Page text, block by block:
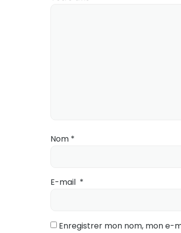
Nom *
E-mail *
Enregistrer mon nom, mon e-